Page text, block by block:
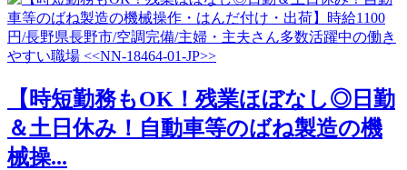
【時短勤務もOK！残業ほぼなし◎日勤
＆土日休み！自動車等のばね製造の機
械操...